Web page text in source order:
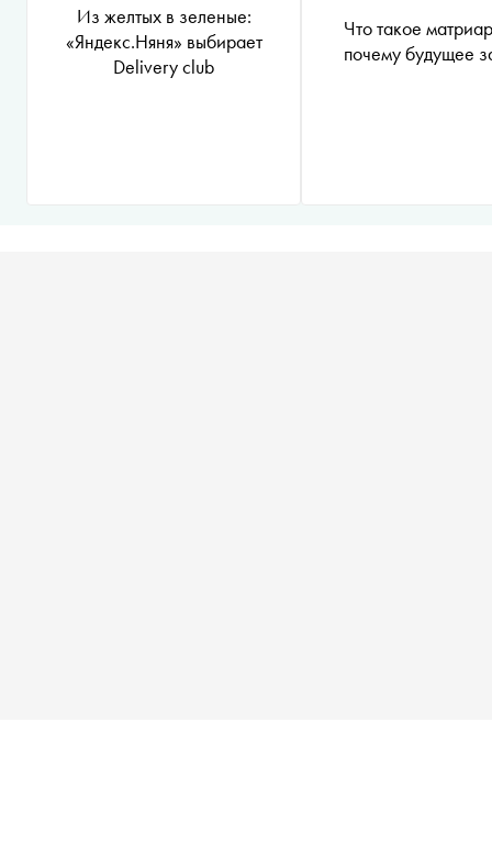
Из желтых в зеленые:
«Яндекс.Няня» выбирает
Delivery club
Что такое
почему будущее